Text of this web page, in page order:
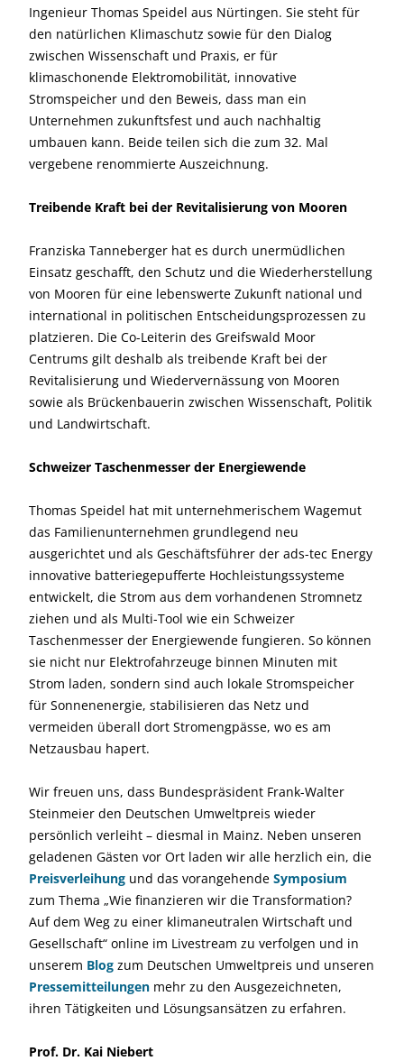
Ingenieur Thomas Speidel aus Nürtingen. Sie steht für
den natürlichen Klimaschutz sowie für den Dialog
zwischen Wissenschaft und Praxis, er für
klimaschonende Elektromobilität, innovative
Stromspeicher und den Beweis, dass man ein
Unternehmen zukunftsfest und auch nachhaltig
umbauen kann. Beide teilen sich die zum 32. Mal
vergebene renommierte Auszeichnung.
Treibende Kraft bei der Revitalisierung von Mooren
Franziska Tanneberger hat es durch unermüdlichen
Einsatz geschafft, den Schutz und die Wiederherstellung
von Mooren für eine lebenswerte Zukunft national und
international in politischen Entscheidungsprozessen zu
platzieren. Die Co-Leiterin des Greifswald Moor
Centrums gilt deshalb als treibende Kraft bei der
Revitalisierung und Wiedervernässung von Mooren
sowie als Brückenbauerin zwischen Wissenschaft, Politik
und Landwirtschaft.
Schweizer Taschenmesser der Energiewende
Thomas Speidel hat mit unternehmerischem Wagemut
das Familienunternehmen grundlegend neu
ausgerichtet und als Geschäftsführer der ads-tec Energy
innovative batteriegepufferte Hochleistungssysteme
entwickelt, die Strom aus dem vorhandenen Stromnetz
ziehen und als Multi-Tool wie ein Schweizer
Taschenmesser der Energiewende fungieren. So können
sie nicht nur Elektrofahrzeuge binnen Minuten mit
Strom laden, sondern sind auch lokale Stromspeicher
für Sonnenenergie, stabilisieren das Netz und
vermeiden überall dort Stromengpässe, wo es am
Netzausbau hapert.
Wir freuen uns, dass Bundespräsident Frank-Walter
Steinmeier den Deutschen Umweltpreis wieder
persönlich verleiht – diesmal in Mainz. Neben unseren
geladenen Gästen vor Ort laden wir alle herzlich ein, die
Preisverleihung und das vorangehende Symposium
zum Thema „Wie finanzieren wir die Transformation?
Auf dem Weg zu einer klimaneutralen Wirtschaft und
Gesellschaft“ online im Livestream zu verfolgen und in
unserem Blog zum Deutschen Umweltpreis und unseren
Pressemitteilungen mehr zu den Ausgezeichneten,
ihren Tätigkeiten und Lösungsansätzen zu erfahren.
Prof. Dr. Kai Niebert